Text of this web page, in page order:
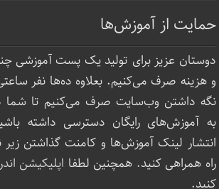
حمایت از آموزش‌ها
دوستان عزیز برای تولید یک پست آموزشی
و هزینه صرف می‌کنیم. بعلاوه ده‌ها نفر
نگه داشتن وب‌سایت صرف ‌می‌کنیم تا شما
به آموزش‌های رایگان دسترسی داشته
انتشار لینک‌ آموزش‌ها و کامنت گذاشتن زیر
راه همراهی کنید. همچنین لطفا اپلیکیشن
کنید.